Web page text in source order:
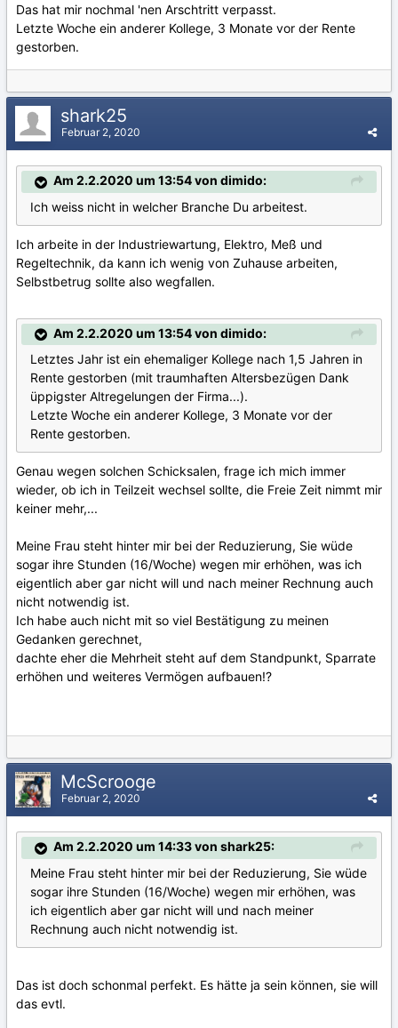
Das hat mir nochmal 'nen Arschtritt verpasst.
Letzte Woche ein anderer Kollege, 3 Monate vor der Rente
gestorben.
shark25
Februar 2, 2020
Am 2.2.2020 um 13:54 von dimido:
Ich weiss nicht in welcher Branche Du arbeitest.
Ich arbeite in der Industriewartung, Elektro, Meß und
Regeltechnik, da kann ich wenig von Zuhause arbeiten,
Selbstbetrug sollte also wegfallen.
Am 2.2.2020 um 13:54 von dimido:
Letztes Jahr ist ein ehemaliger Kollege nach 1,5 Jahren in
Rente gestorben (mit traumhaften Altersbezügen Dank
üppigster Altregelungen der Firma...).
Letzte Woche ein anderer Kollege, 3 Monate vor der
Rente gestorben.
Genau wegen solchen Schicksalen, frage ich mich immer
wieder, ob ich in Teilzeit wechsel sollte, die Freie Zeit nimmt mir
keiner mehr,...
Meine Frau steht hinter mir bei der Reduzierung, Sie wüde
sogar ihre Stunden (16/Woche) wegen mir erhöhen, was ich
eigentlich aber gar nicht will und nach meiner Rechnung auch
nicht notwendig ist.
Ich habe auch nicht mit so viel Bestätigung zu meinen
Gedanken gerechnet,
dachte eher die Mehrheit steht auf dem Standpunkt, Sparrate
erhöhen und weiteres Vermögen aufbauen!?
McScrooge
Februar 2, 2020
Am 2.2.2020 um 14:33 von shark25:
Meine Frau steht hinter mir bei der Reduzierung, Sie wüde
sogar ihre Stunden (16/Woche) wegen mir erhöhen, was
ich eigentlich aber gar nicht will und nach meiner
Rechnung auch nicht notwendig ist.
Das ist doch schonmal perfekt. Es hätte ja sein können, sie will
das evtl.